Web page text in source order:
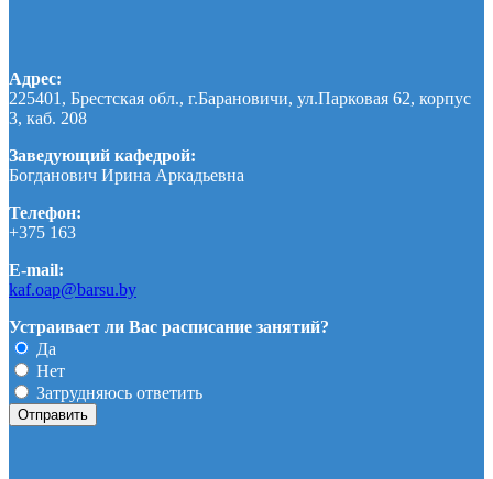
Адрес:
225401, Брестская обл., г.Барановичи, ул.Парковая 62, корпус
3, каб. 208
Заведующий кафедрой:
Богданович Ирина Аркадьевна
Телефон:
+375 163
E-mail:
kaf.oap@barsu.by
Устраивает ли Вас расписание занятий?
Да
Нет
Затрудняюсь ответить